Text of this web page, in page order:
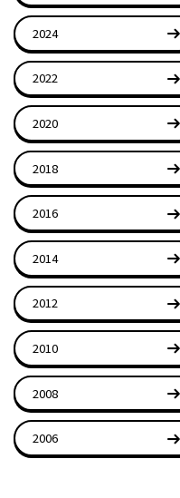
2024
2022
2020
2018
2016
2014
2012
2010
2008
2006